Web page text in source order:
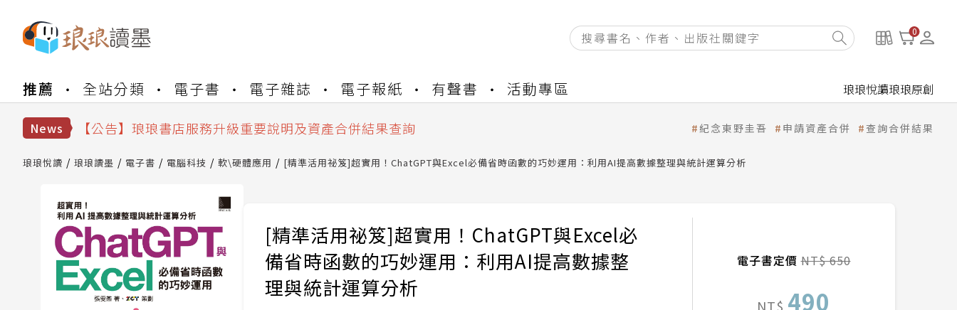
0
推薦 全站分類 電子書 電子雜誌 電子報紙 有聲書 活動專區 琅琅悅讀琅琅原創
News
【公告】琅琅書店服務升級重要說明及資產合併結果查詢
【公告】琅琅讀墨書櫃開通常見問題
【公告】琅琅書店服務升級重要說明及資產合併結果查詢
紀念東野圭吾 申請資產合併 查詢合併結果
琅琅悅讀 琅琅讀墨 電子書 電腦科技 軟\硬體應用 [精準活用祕笈]超實用！ChatGPT與Excel必備省時函數的巧妙運用：利用AI提高數據整理與統計運算分析
[精準活用祕笈]超實用！ChatGPT與Excel必
備省時函數的巧妙運用：利用AI提高數據整
理與統計運算分析
電子書定價NT$ 650
NT$ 490